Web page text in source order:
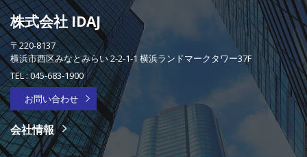
株式会社 IDAJ
〒220-8137
横浜市西区みなとみらい 2-2-1-1 横浜ランドマークタワー37F
TEL :045-683-1900
お問い合わせ
会社情報